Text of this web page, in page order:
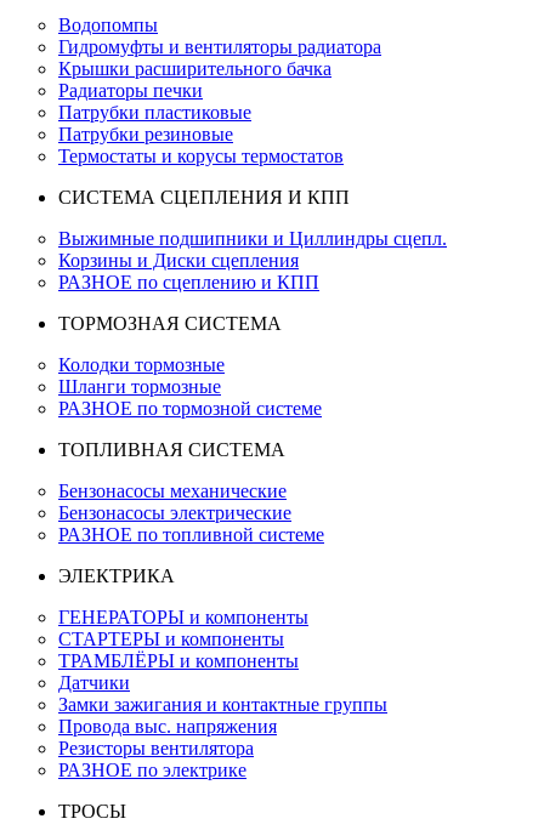
Водопомпы
Гидромуфты и вентиляторы радиатора
Крышки расширительного бачка
Радиаторы печки
Патрубки пластиковые
Патрубки резиновые
Термостаты и корусы термостатов
СИСТЕМА СЦЕПЛЕНИЯ И КПП
Выжимные подшипники и Циллиндры сцепл.
Корзины и Диски сцепления
РАЗНОЕ по сцеплению и КПП
ТОРМОЗНАЯ СИСТЕМА
Колодки тормозные
Шланги тормозные
РАЗНОЕ по тормозной системе
ТОПЛИВНАЯ СИСТЕМА
Бензонасосы механические
Бензонасосы электрические
РАЗНОЕ по топливной системе
ЭЛЕКТРИКА
ГЕНЕРАТОРЫ и компоненты
СТАРТЕРЫ и компоненты
ТРАМБЛЁРЫ и компоненты
Датчики
Замки зажигания и контактные группы
Провода выс. напряжения
Резисторы вентилятора
РАЗНОЕ по электрике
ТРОСЫ